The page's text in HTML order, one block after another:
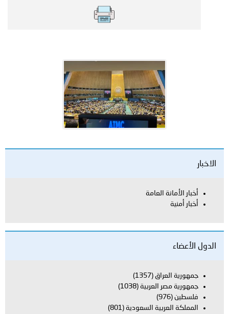
الاخبار
أخبار الأمانة العامة
أخبار أمنية
الدول الأعضاء
جمهورية العراق (1357)
جمهورية مصر العربية (1038)
فلسطين (976)
المملكة العربية السعودية (801)